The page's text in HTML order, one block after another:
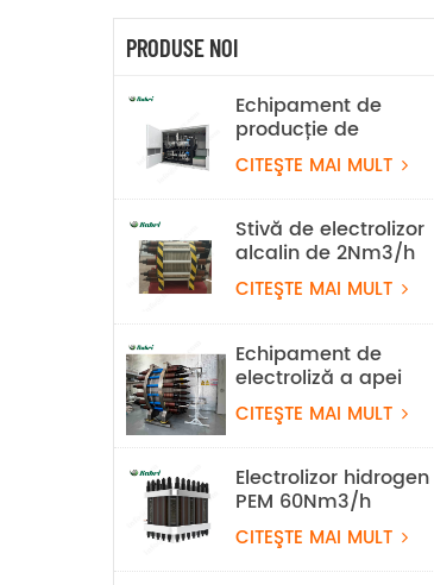
PRODUSE NOI
Echipament de
producție de
hidrogen prin
electroliză alcalină
a apei de 100 Nm³/h
500 KW
CITEŞTE MAI MULT
Stivă de electrolizor
alcalin de 2Nm3/h
CITEŞTE MAI MULT
Echipament de
electroliză a apei
hidrogenate
alcaline de
100Nm³/h 500KW
CITEŞTE MAI MULT
Electrolizor hidrogen
PEM 60Nm3/h
CITEŞTE MAI MULT